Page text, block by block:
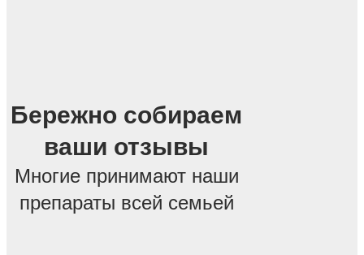
Бережно собираем
ваши отзывы
Многие принимают наши
препараты всей семьей